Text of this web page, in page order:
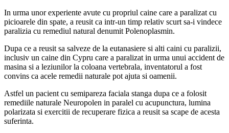
In urma unor experiente avute cu propriul caine care a paralizat cu
picioarele din spate, a reusit ca intr-un timp relativ scurt sa-i vindece
paralizia cu remediul natural denumit Polenoplasmin.
Dupa ce a reusit sa salveze de la eutanasiere si alti caini cu paralizii,
inclusiv un caine din Cypru care a paralizat in urma unui accident de
masina si a leziunilor la coloana vertebrala, inventatorul a fost
convins ca acele remedii naturale pot ajuta si oamenii.
Astfel un pacient cu semipareza faciala stanga dupa ce a folosit
remediile naturale Neuropolen in paralel cu acupunctura, lumina
polarizata si exercitii de recuperare fizica a reusit sa scape de acesta
suferinta.